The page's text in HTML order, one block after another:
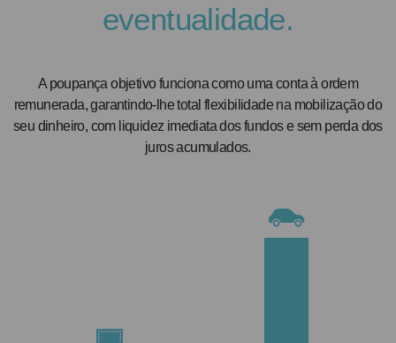
eventualidade.
A poupança objetivo funciona como uma conta à ordem
remunerada, garantindo-lhe total flexibilidade na mobilização do
seu dinheiro, com liquidez imediata dos fundos e sem perda dos
juros acumulados.